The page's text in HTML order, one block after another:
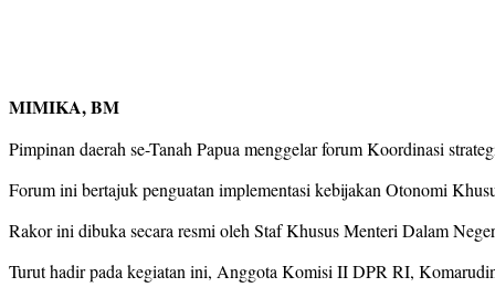
MIMIKA, BM
Pimpinan daerah se-Tanah Papua menggelar forum Koordinasi
Forum ini bertajuk penguatan implementasi kebijakan Otonomi
Rakor ini dibuka secara resmi oleh Staf Khusus Menteri Dalam
Turut hadir pada kegiatan ini, Anggota Komisi II DPR RI,